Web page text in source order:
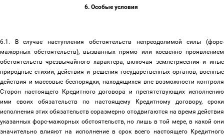
6. Особые условия
6.1. В случае наступления обстоятельств непреодолимой силы (форс-
мажорных обстоятельств), вызванных прямо или косвенно проявлением
обстоятельств чрезвычайного характера, включая землетрясения и иные
природные стихии, действия и решения государственных органов, военные
действия и массовые беспорядки, находящихся вне возможности контроля
Сторон настоящего Кредитного договора и препятствующих исполнению
ими своих обязательств по настоящему Кредитному договору, сроки
исполнения этих обязательств соразмерно отодвигаются на время действия
указанных форс-мажорных обстоятельств, но лишь в той мере, в какой они
значительно влияют на исполнение в срок всего настоящего Кредитного